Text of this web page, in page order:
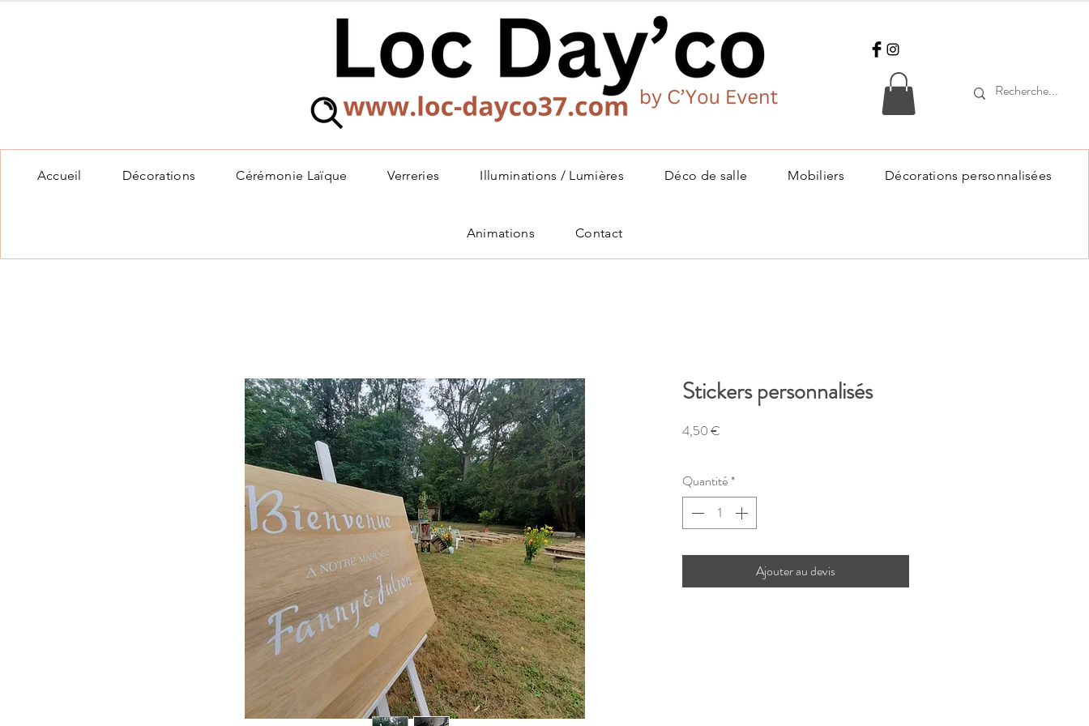
Accueil Décorations Cérémonie Laïque Verreries Illuminations / Lumières Déco de salle Mobiliers Décorations personnalisées
Animations Contact
Stickers personnalisés
4,50 €
Quantité*
Ajouter au devis